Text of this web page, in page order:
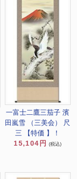
一富士二鷹三茄子 濱
田嵐雪 （三美会） 尺
三 【特価 】！
15,104円
(税込)